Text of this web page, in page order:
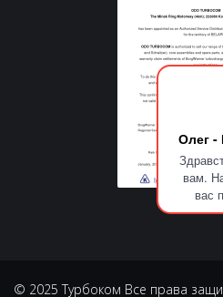
Олег -
вам.
вас
© 2025 Турбоком Все права